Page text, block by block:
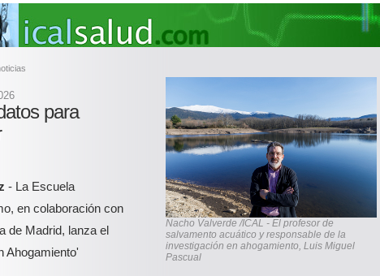
Nacho Valverde /ICAL - El profesor de
salvamento acuático y responsable de la
investigación en ahogamiento, Luis Miguel
Pascual
para
- La Escuela
en colaboración con
de Madrid, lanza el
Ahogamiento'